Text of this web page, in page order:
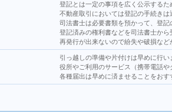
登記とは一定の事項を広く公示するた
不動産取引においては登記の手続きは
司法書士は必要書類を預かって、登記
登記済みの権利書などを司法書士から
再発行が出来ないので紛失や破損など
引っ越しの準備や片付けは早めに行い
役所やご利用のサービス（携帯電話
各種届出は早めに済ませることをおす